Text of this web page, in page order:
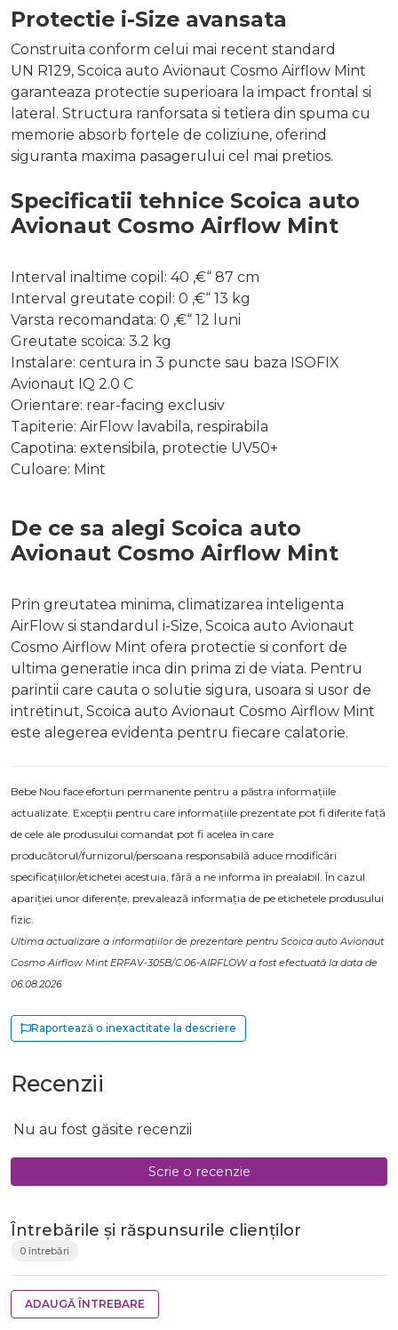
Protectie i-Size avansata
Construita conform celui mai recent standard
UN R129, Scoica auto Avionaut Cosmo Airflow Mint
garanteaza protectie superioara la impact frontal si
lateral. Structura ranforsata si tetiera din spuma cu
memorie absorb fortele de coliziune, oferind
siguranta maxima pasagerului cel mai pretios.
Specificatii tehnice Scoica auto
Avionaut Cosmo Airflow Mint
Interval inaltime copil: 40 ,€“ 87 cm
Interval greutate copil: 0 ,€“ 13 kg
Varsta recomandata: 0 ,€“ 12 luni
Greutate scoica: 3.2 kg
Instalare: centura in 3 puncte sau baza ISOFIX
Avionaut IQ 2.0 C
Orientare: rear-facing exclusiv
Tapiterie: AirFlow lavabila, respirabila
Capotina: extensibila, protectie UV50+
Culoare: Mint
De ce sa alegi Scoica auto
Avionaut Cosmo Airflow Mint
Prin greutatea minima, climatizarea inteligenta
AirFlow si standardul i-Size, Scoica auto Avionaut
Cosmo Airflow Mint ofera protectie si confort de
ultima generatie inca din prima zi de viata. Pentru
parintii care cauta o solutie sigura, usoara si usor de
intretinut, Scoica auto Avionaut Cosmo Airflow Mint
este alegerea evidenta pentru fiecare calatorie.
Bebe Nou face eforturi permanente pentru a păstra informațiile
actualizate. Excepții pentru care informațiile prezentate pot fi diferite față
de cele ale produsului comandat pot fi acelea în care
producătorul/furnizorul/persoana responsabilă aduce modificări
specificațiilor/etichetei acestuia, fără a ne informa în prealabil. În cazul
apariției unor diferențe, prevalează informația de pe etichetele produsului
fizic.
Ultima actualizare a informațiilor de prezentare pentru Scoica auto Avionaut
Cosmo Airflow Mint ERFAV-305B/C.06-AIRFLOW a fost efectuată la data de
06.08.2026
Raportează o inexactitate la descriere
Recenzii
Nu au fost găsite recenzii
Scrie o recenzie
Întrebările și răspunsurile clienților
0 întrebări
ADAUGĂ ÎNTREBARE